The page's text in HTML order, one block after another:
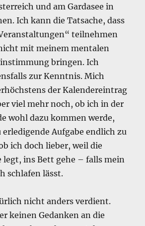
und am Gardasee in
Ich kann die Tatsache, dass
teilnehmen
mit meinem mentalen
bringen. Ich
zur Kenntnis. Mich
der Kalendereintrag
viel mehr noch, ob ich in der
wohl dazu kommen werde,
Aufgabe endlich zu
ich doch lieber, weil die
legt, ins Bett gehe – falls mein
schlafen lässt.
nicht anders verdient.
keinen Gedanken an die